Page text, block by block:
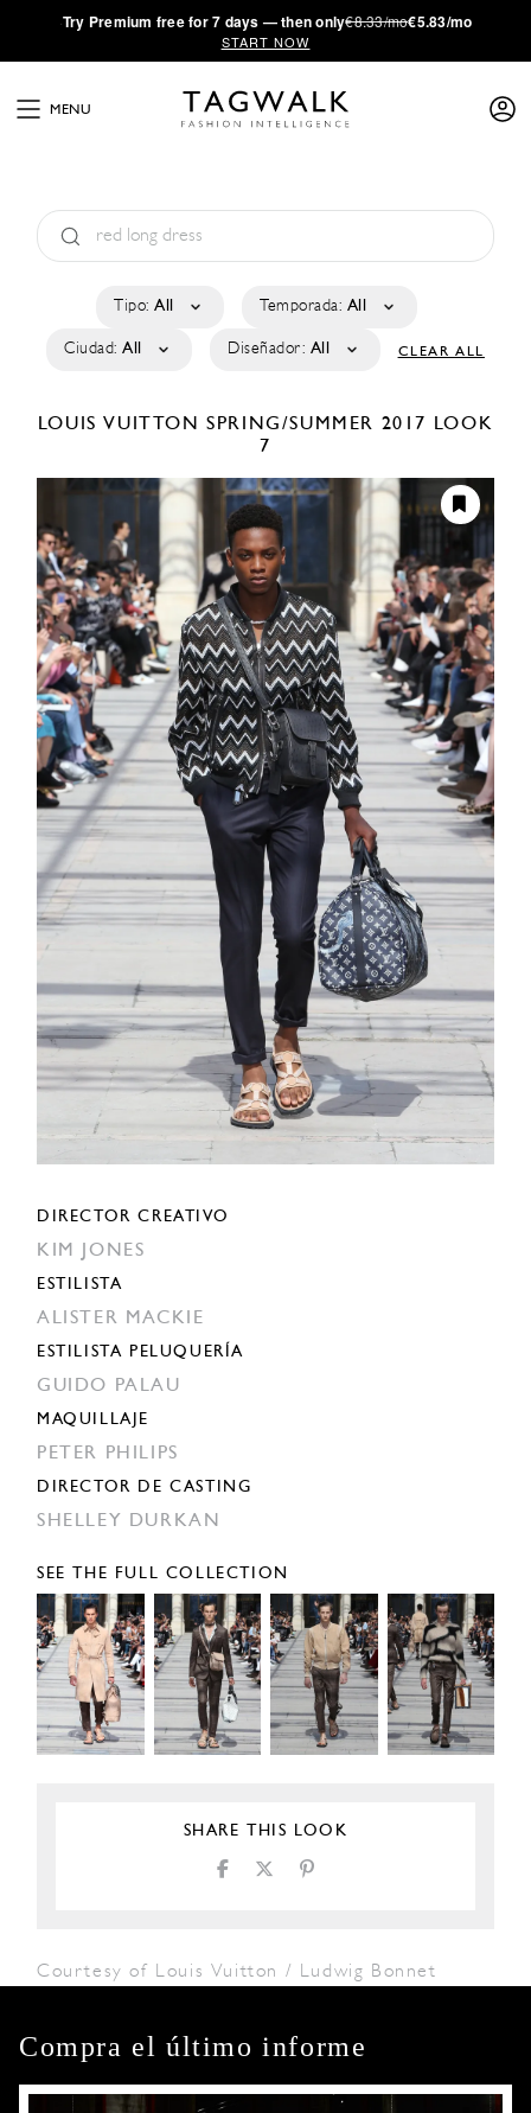
·Try Premium free for 7 days — then only€8.33/mo€5.83/mo
START NOW
MENU
Tipo: All Temporada: All
Ciudad: All Diseñador: All CLEAR ALL
LOUIS VUITTONSPRING/SUMMER 2017
LOOK
7
DIRECTOR CREATIVO
KIM JONES
ESTILISTA
ALISTER MACKIE
ESTILISTA PELUQUERÍA
GUIDO PALAU
MAQUILLAJE
PETER PHILIPS
DIRECTOR DE CASTING
SHELLEY DURKAN
SEE THE FULL COLLECTION
SHARE THIS LOOK
Courtesy of Louis Vuitton / Ludwig Bonnet
Compra el último informe